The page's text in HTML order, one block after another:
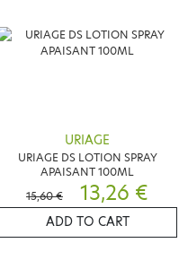
URIAGE
URIAGE DS LOTION SPRAY
APAISANT 100ML
15,60 €
13,26 €
ADD TO CART